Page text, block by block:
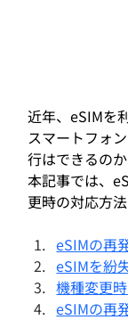
近年、eSIMを
スマートフォ
行はできるの
本記事では、
更時の対応方
eSIMの再
eSIMを紛
機種変更
eSIMの再